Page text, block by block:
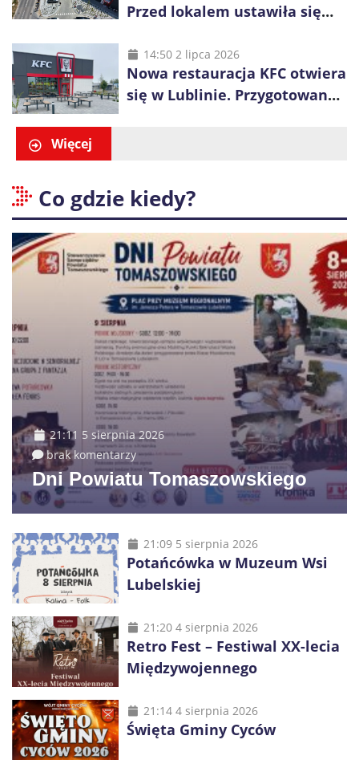
Przed lokalem ustawiła się
14:50 2 lipca 2026
Nowa restauracja KFC otwiera
się w Lublinie. Przygotowano
Więcej
Co gdzie kiedy?
21:11 5 sierpnia 2026
brak komentarzy
Dni Powiatu Tomaszowskiego
21:09 5 sierpnia 2026
Potańcówka w Muzeum Wsi
Lubelskiej
21:20 4 sierpnia 2026
Retro Fest – Festiwal XX-lecia
Międzywojennego
21:14 4 sierpnia 2026
Święta Gminy Cyców